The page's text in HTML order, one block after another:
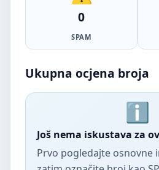
0
SPAM
Ukupna ocjena broja
Još nema iskustava za
Prvo pogledajte osnovne